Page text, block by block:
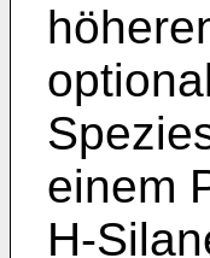
einem
H-